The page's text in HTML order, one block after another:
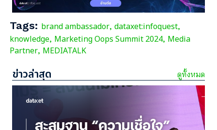
Tags: brand ambassador, dataxet:infoquest,
knowledge, Marketing Oops Summit 2024, Media
Partner, MEDIATALK
ข่าวล่าสุด ดูทั้งหมด